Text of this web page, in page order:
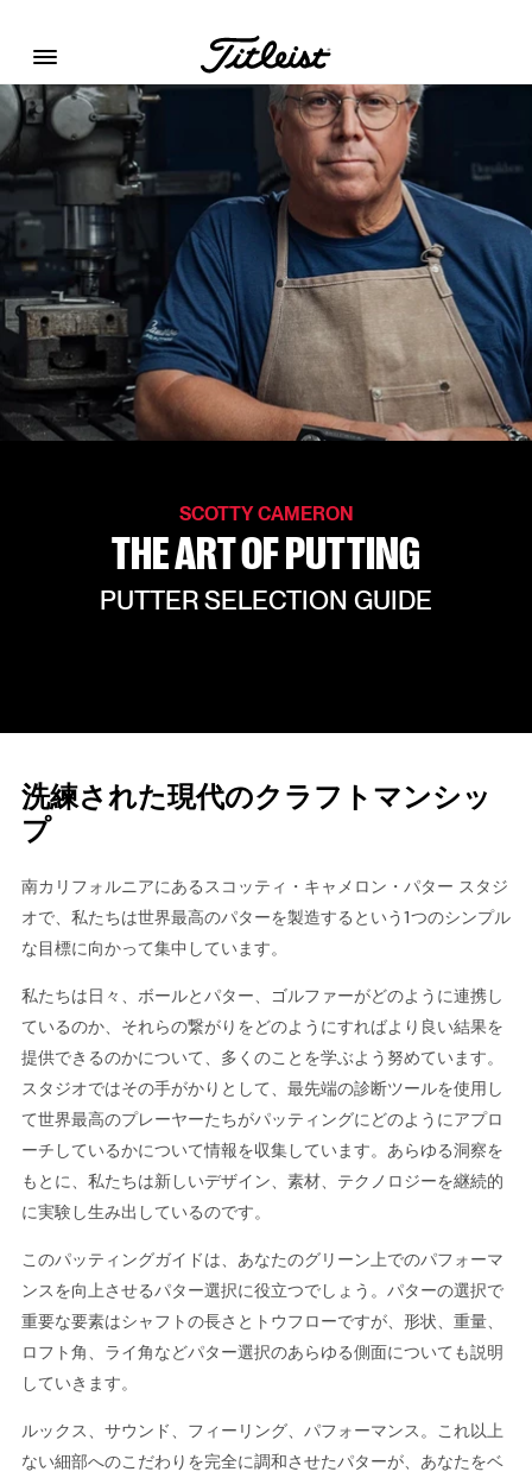
Menu
SCOTTY CAMERON
THE ART OF PUTTING
PUTTER SELECTION GUIDE
洗練された現代のクラフトマンシッ
プ
南カリフォルニアにあるスコッティ・キャメロン・パター スタジ
オで、私たちは世界最高のパターを製造するという1つのシンプル
な目標に向かって集中しています。
私たちは日々、ボールとパター、ゴルファーがどのように連携し
ているのか、それらの繋がりをどのようにすればより良い結果を
提供できるのかについて、多くのことを学ぶよう努めています。
スタジオではその手がかりとして、最先端の診断ツールを使用し
て世界最高のプレーヤーたちがパッティングにどのようにアプロ
ーチしているかについて情報を収集しています。あらゆる洞察を
もとに、私たちは新しいデザイン、素材、テクノロジーを継続的
に実験し生み出しているのです。
このパッティングガイドは、あなたのグリーン上でのパフォーマ
ンスを向上させるパター選択に役立つでしょう。パターの選択で
重要な要素はシャフトの長さとトウフローですが、形状、重量、
ロフト角、ライ角などパター選択のあらゆる側面についても説明
していきます。
ルックス、サウンド、フィーリング、パフォーマンス。これ以上
ない細部へのこだわりを完全に調和させたパターが、あなたをベ